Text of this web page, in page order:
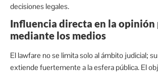
decisiones legales.
Influencia directa en la opinión
mediante los medios
El lawfare no se limita solo al ámbito judicial;
extiende fuertemente a la esfera pública. El